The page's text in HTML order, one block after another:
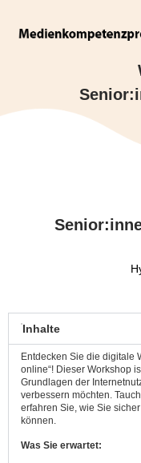
Inhalte
Entdecken Sie die digitale
online“! Dieser Workshop
Grundlagen der
verbessern möchten.
erfahren Sie, wie Sie
können.
Was Sie erwartet: